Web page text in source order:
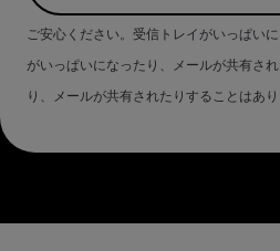
ご安心ください。受信トレイがいっぱい
がいっぱいになったり、メールが共有さ
り、メールが共有されたりすることはあり